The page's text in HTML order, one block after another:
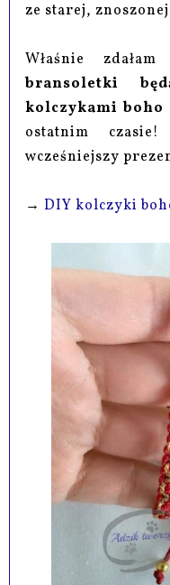
ze starej,
Właśnie
bransoletki
kolczykami boho
ostatnim
wcześniejszy
→DIY kolczyki